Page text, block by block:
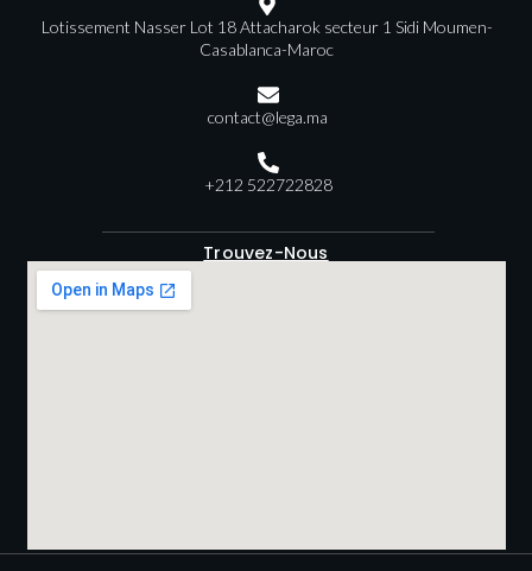
Lotissement Nasser Lot 18 Attacharok secteur 1 Sidi Moumen-
Casablanca-Maroc
contact@lega.ma
+212 522722828
Trouvez-Nous